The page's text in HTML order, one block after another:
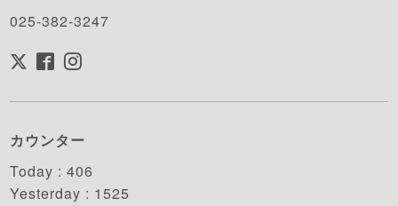
025-382-3247
カウンター
Today :406
Yesterday : 1525